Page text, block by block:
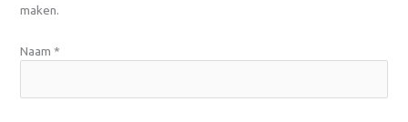
maken.
Naam *